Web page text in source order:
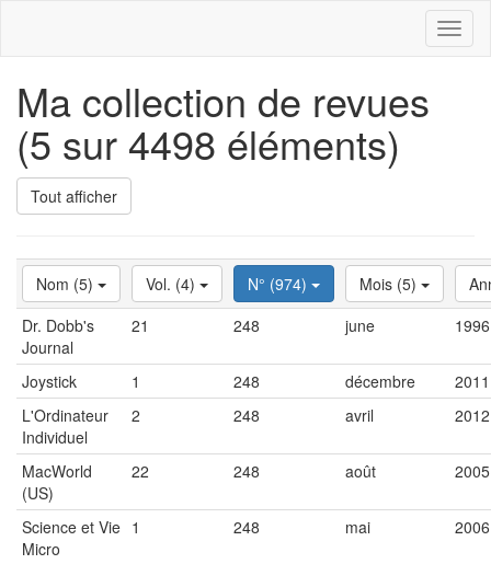
Ma collection de revues
(5 sur 4498 éléments)
Tout afficher
Nom (5) Vol. (4) N° (974) Mois (5)
Dr. Dobb's
Journal
21 248 june 1996
Joystick 1 248 décembre
2011
L'Ordinateur
Individuel
2 248 avril 2012
MacWorld
(US)
22 248 août 2005
Science et Vie
Micro
1 248 mai 2006